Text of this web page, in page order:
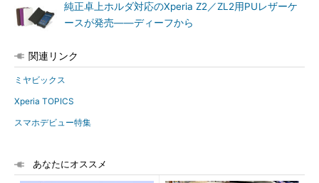
純正卓上ホルダ対応のXperia Z2／ZL2用PUレザーケ
ースが発売――ディーフから
関連リンク
ミヤビックス
Xperia TOPICS
スマホデビュー特集
あなたにオススメ